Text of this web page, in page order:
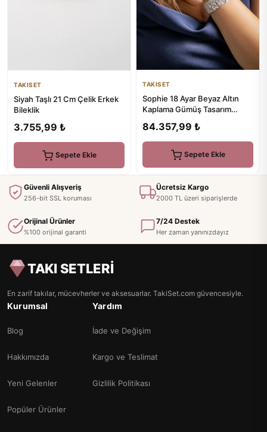
TAKISET
Siyah Taşlı 21 Cm Çelik Erkek
Bileklik
3.755,99 ₺
Sepete Ekle
TAKISET
Sophie 18 Ayar Beyaz Altın
Kaplama Gümüş Tasarım
84.357,99 ₺
Sepete Ekle
Güvenli Alışveriş
256-bit SSL koruması
Ücretsiz Kargo
2000 TL üzeri siparişlerde
Orijinal Ürünler
%100 orijinal garanti
7/24 Destek
Her zaman yanınızdayız
TAKI SETLERİ
En zarif takılar, mücevherler ve aksesuarlar. TakiSet.com güvencesiyle.
Kurumsal
Blog
Hakkımızda
Yeni Gelenler
Popüler Ürünler
Yardım
İade ve Değişim
Kargo ve Teslimat
Gizlilik Politikası